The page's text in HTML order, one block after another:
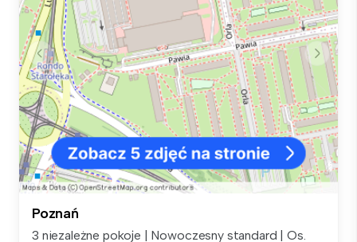
Poznań
3 niezależne pokoje | Nowoczesny standard | Os.